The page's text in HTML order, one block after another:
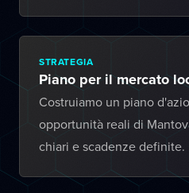
STRATEGIA
Piano per il mercato
Costruiamo un piano
opportunità reali di
chiari e scadenze definite.